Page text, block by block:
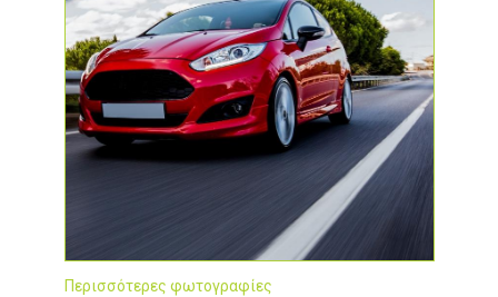
Περισσότερες φωτογραφίες